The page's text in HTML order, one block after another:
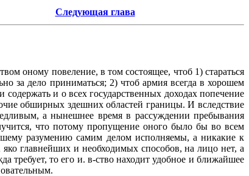
Следующая глава
оному повеление, в том состоящее, чтоб 1) стараться
за дело приниматься; 2) чтоб армия всегда в хорошем
и о всех государственных доходах попечение
обширных здешних областей границы. И вследствие
а нынешнее время в рассуждении пребывания
что потому пропущение оного было бы во всем
разумению самим делом исполняемы, а никакие к
главнейших и необходимых способов, на лицо нет, а
требует, то его и. в-ство находит удобное и ближайшее